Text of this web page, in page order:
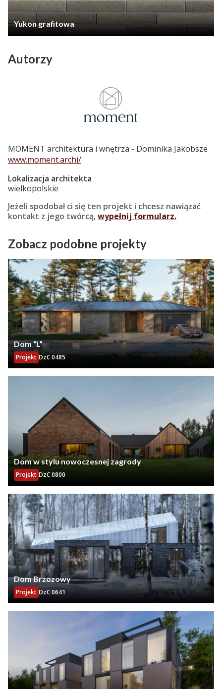
Yukon grafitowa
Autorzy
MOMENT architektura i wnętrza - Dominika Jakobsze
www.moment.archi/
Lokalizacja architekta
wielkopolskie
Jeżeli spodobał ci się ten projekt i chcesz nawiązać
kontakt z jego twórcą,wypełnij formularz.
Zobacz podobne projekty
Dom “L”
Projekt DzC 0485
Dom w stylu nowoczesnej zagrody
Projekt DzC 0800
Dom Brzozowy
Projekt DzC 0641